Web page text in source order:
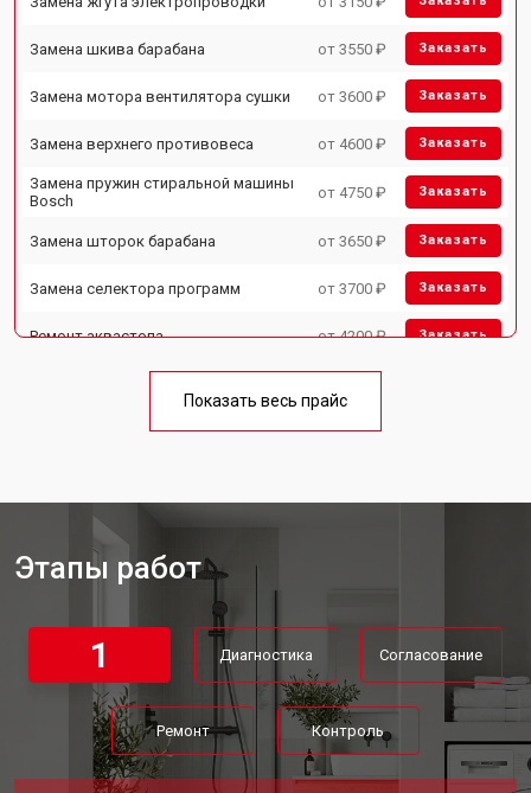
Замена шкива барабана от 3550 ₽ Заказать
Замена мотора вентилятора сушки от 3600 ₽ Заказать
Замена верхнего противовеса от 4600 ₽ Заказать
Замена пружин стиральной машины
Bosch
от 4750 ₽ Заказать
Замена шторок барабана от 3650 ₽ Заказать
Замена селектора программ от 3700 ₽ Заказать
Ремонт аквастопа от 4200 ₽ Заказать
от 3450 ₽
Замена дозатора моющих средств
Ремонт или замена петли двери
Ремонт или замена патрубка
Ремонт платы управления
(восстановление)
от 2450 ₽
Корпусный ремонт (замена резинок,
креплений, кнопок)
от 1850 ₽ Заказать
Замена крестовины от 2750 ₽ Заказать
Показать весь прайс
Этапы работ
1 Диагностика Согласование
Ремонт Контроль